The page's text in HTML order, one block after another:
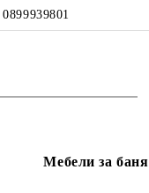
0899939801
Мебели за баня